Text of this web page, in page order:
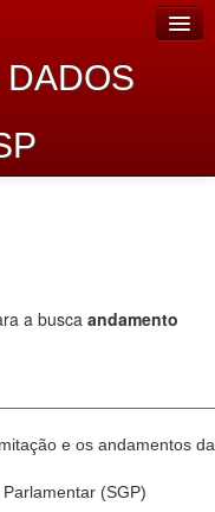
DADOS
a busca andamento
e os andamentos
(SGP)